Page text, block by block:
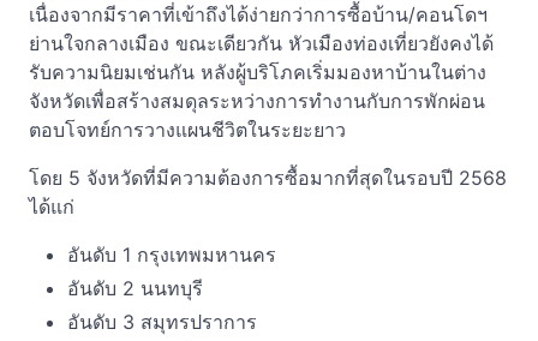
เนื่องจากมีราคาที่เข้าถึงได้ง่ายกว่าการซื้อบ้าน/คอนโดฯ
ย่านใจกลางเมือง ขณะเดียวกัน หัวเมืองท่องเที่ยวยังคงได้
รับความนิยมเช่นกัน หลังผู้บริโภคเริ่มมองหาบ้านในต่าง
จังหวัดเพื่อสร้างสมดุลระหว่างการทำงานกับการพักผ่อน
ตอบโจทย์การวางแผนชีวิตในระยะยาว
โดย 5 จังหวัดที่มีความต้องการซื้อมากที่สุดในรอบปี 2568
ได้แก่
อันดับ 1 กรุงเทพมหานคร
อันดับ 2 นนทบุรี
อันดับ 3 สมุทรปราการ